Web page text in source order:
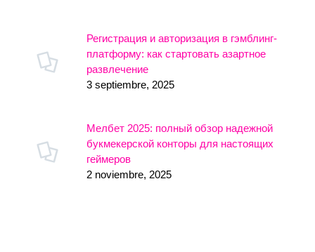
Регистрация и авторизация в гэмблинг-
платформу: как стартовать азартное
развлечение
3 septiembre, 2025
Мелбет 2025: полный обзор надежной
букмекерской конторы для настоящих
геймеров
2 noviembre, 2025